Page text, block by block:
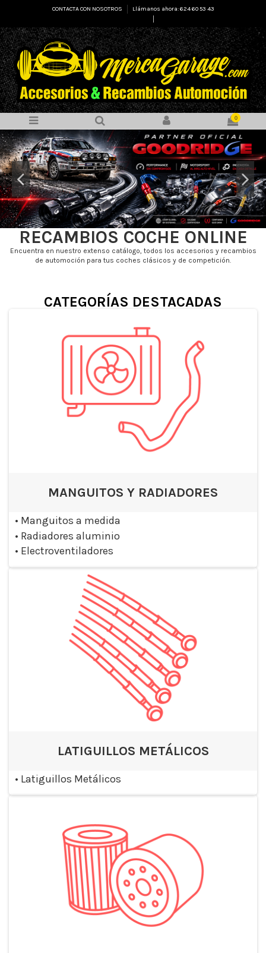
CONTACTA CON NOSOTROS
Llámanos ahora: 624 60 53 43
0
RECAMBIOS COCHE ONLINE
Encuentra en nuestro extenso catálogo, todos los accesorios y recambios
de automoción para tus coches clásicos y de competición.
CATEGORÍAS DESTACADAS
MANGUITOS Y RADIADORES
• Manguitos a medida
• Radiadores aluminio
• Electroventiladores
LATIGUILLOS METÁLICOS
• Latiguillos Metálicos